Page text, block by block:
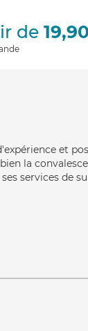
de
et
la
services de